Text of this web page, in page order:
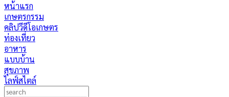
หน้าแรก
เกษตรกรรม
คลิปวีดีโอเกษตร
ท่องเที่ยว
อาหาร
แบบบ้าน
สุขภาพ
ไลฟ์สไตล์